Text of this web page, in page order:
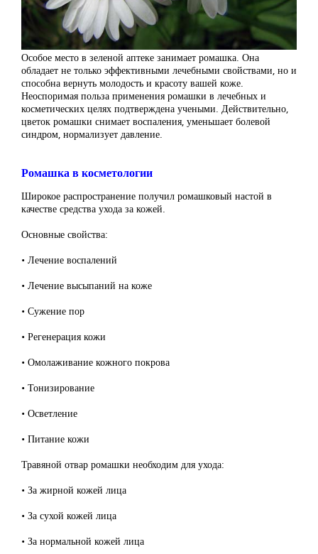
Особое место в зеленой аптеке занимает ромашка. Она
обладает не только эффективными лечебными свойствами, но и
способна вернуть молодость и красоту вашей коже.
Неоспоримая польза применения ромашки в лечебных и
косметических целях подтверждена учеными. Действительно,
цветок ромашки снимает воспаления, уменьшает болевой
синдром, нормализует давление.
Ромашка в косметологии
Широкое распространение получил ромашковый настой в
качестве средства ухода за кожей.
Основные свойства:
• Лечение воспалений
• Лечение высыпаний на коже
• Сужение пор
• Регенерация кожи
• Омолаживание кожного покрова
• Тонизирование
• Осветление
• Питание кожи
Травяной отвар ромашки необходим для ухода:
• За жирной кожей лица
• За сухой кожей лица
• За нормальной кожей лица